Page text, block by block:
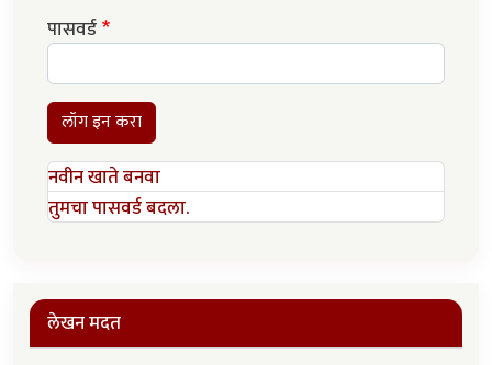
पासवर्ड
लॉग इन करा
नवीन खाते बनवा
तुमचा पासवर्ड बदला.
लेखन मदत